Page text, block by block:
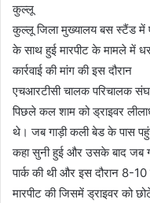
कुल्लू
कुल्लू जिला मुख्यालय बस स्टैंड में
के साथ हुई मारपीट के मामले में
कार्रवाई की मांग की इस दौरान
एचआरटीसी चालक परिचालक
पिछले कल शाम को ड्राइवर
थे। जब गाड़ी कली बेड के पास
कहा सुनी हुई और उसके बाद जब
पार्क की थी और इस दौरान 8-
मारपीट की जिसमें ड्राइवर को